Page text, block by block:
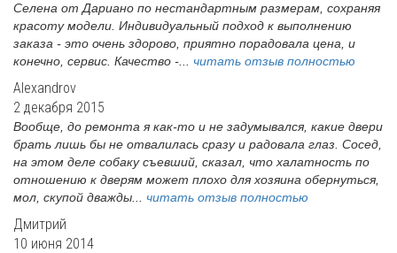
Селена от Дариано по нестандартным размерам, сохраняя
красоту модели. Индивидуальный подход к выполнению
заказа - это очень здорово, приятно порадовала цена, и
конечно, сервис. Качество -... читать отзыв полностью
Alexandrov
2 декабря 2015
Вообще, до ремонта я как-то и не задумывался, какие двери
брать лишь бы не отвалилась сразу и радовала глаз. Сосед,
на этом деле собаку съевший, сказал, что халатность по
отношению к дверям может плохо для хозяина обернуться,
мол, скупой дважды... читать отзыв полностью
Дмитрий
10 июня 2014